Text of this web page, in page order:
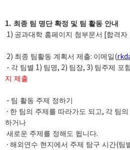
1. 최종 팀 명단 확정 및 팀 활동 안내
1) 공과대학 홈페이지 첨부문서 합격자
2) 최종 팀활동 계획서 제출: 이메일 (
- 각 팀별 1) 팀명, 2) 팀장, 3) 팀주제 포
지 제출
- 팀 활동 주제 정하기
· 한 팀의 주제를 따라가도 되고, 각 팀
하거나
새로운 주제를 정해도 됩니다.
· 해외연수 현지에서 주제 탐구 시간(팀